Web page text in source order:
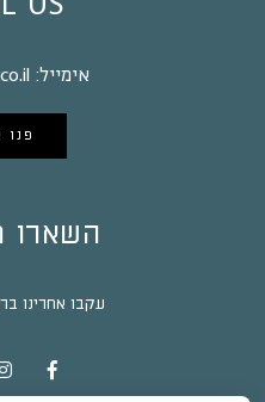
אימייל:
פנו
השארו
עקבו אחרינו